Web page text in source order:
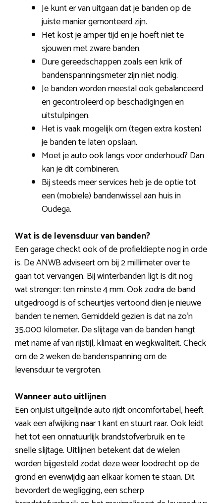
Je kunt er van uitgaan dat je banden op de
juiste manier gemonteerd zijn.
Het kost je amper tijd en je hoeft niet te
sjouwen met zware banden.
Dure gereedschappen zoals een krik of
bandenspanningsmeter zijn niet nodig.
Je banden worden meestal ook gebalanceerd
en gecontroleerd op beschadigingen en
uitstulpingen.
Het is vaak mogelijk om (tegen extra kosten)
je banden te laten opslaan.
Moet je auto ook langs voor onderhoud? Dan
kan je dit combineren.
Bij steeds meer services heb je de optie tot
een (mobiele) bandenwissel aan huis in
Oudega.
Wat is de levensduur van banden?
Een garage checkt ook of de profieldiepte nog in orde
is. De ANWB adviseert om bij 2 millimeter over te
gaan tot vervangen. Bij winterbanden ligt is dit nog
wat strenger: ten minste 4 mm. Ook zodra de band
uitgedroogd is of scheurtjes vertoond dien je nieuwe
banden te nemen. Gemiddeld gezien is dat na zo’n
35.000 kilometer. De slijtage van de banden hangt
met name af van rijstijl, klimaat en wegkwaliteit. Check
om de 2 weken de bandenspanning om de
levensduur te vergroten.
Wanneer auto uitlijnen
Een onjuist uitgelijnde auto rijdt oncomfortabel, heeft
vaak een afwijking naar 1 kant en stuurt raar. Ook leidt
het tot een onnatuurlijk brandstofverbruik en te
snelle slijtage. Uitlijnen betekent dat de wielen
worden bijgesteld zodat deze weer loodrecht op de
grond en evenwijdig aan elkaar komen te staan. Dit
bevordert de wegligging, een scherp